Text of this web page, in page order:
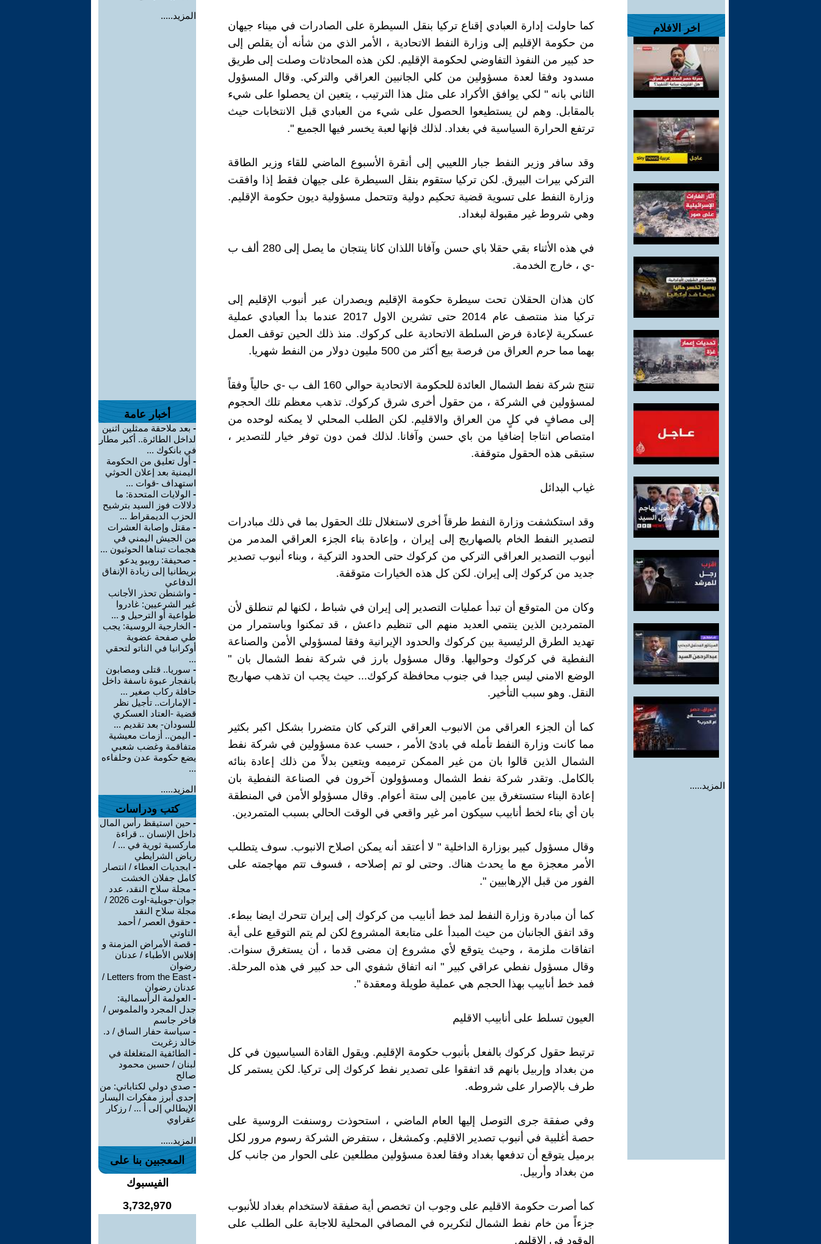
اخر الافلام
المزيد.....
كما حاولت إدارة العبادي إقناع تركيا بنقل السيطرة على الصادرات في ميناء جيهان
من حكومة الإقليم إلى وزارة النفط الاتحادية ، الأمر الذي من شأنه أن يقلص إلى
حد كبير من النفوذ التفاوضي لحكومة الإقليم. لكن هذه المحادثات وصلت إلى طريق
مسدود وفقا لعدة مسؤولين من كلي الجانبين العراقي والتركي. وقال المسؤول
الثاني بانه " لكي يوافق الأكراد على مثل هذا الترتيب ، يتعين ان يحصلوا على شيء
بالمقابل. وهم لن يستطيعوا الحصول على شيء من العبادي قبل الانتخابات حيث
ترتفع الحرارة السياسية في بغداد. لذلك فإنها لعبة يخسر فيها الجميع ".
وقد سافر وزير النفط جبار اللعيبي إلى أنقرة الأسبوع الماضي للقاء وزير الطاقة
التركي بيرات البيرق. لكن تركيا ستقوم بنقل السيطرة على جيهان فقط إذا وافقت
وزارة النفط على تسوية قضية تحكيم دولية وتتحمل مسؤولية ديون حكومة الإقليم.
وهي شروط غير مقبولة لبغداد.
في هذه الأثناء بقي حقلا باي حسن وآفانا اللذان كانا ينتجان ما يصل إلى 280 ألف ب
-ي ، خارج الخدمة.
كان هذان الحقلان تحت سيطرة حكومة الإقليم ويصدران عبر أنبوب الإقليم إلى
تركيا منذ منتصف عام 2014 حتى تشرين الاول 2017 عندما بدأ العبادي عملية
عسكرية لإعادة فرض السلطة الاتحادية على كركوك. منذ ذلك الحين توقف العمل
بهما مما حرم العراق من فرصة بيع أكثر من 500 مليون دولار من النفط شهريا.
تنتج شركة نفط الشمال العائدة للحكومة الاتحادية حوالي 160 الف ب -ي حالياً وفقاً
لمسؤولين في الشركة ، من حقول أخرى شرق كركوك. تذهب معظم تلك الحجوم
إلى مصافٍ في كلٍ من العراق والاقليم. لكن الطلب المحلي لا يمكنه لوحده من
امتصاص انتاجا إضافيا من باي حسن وآفانا. لذلك فمن دون توفر خيار للتصدير ،
ستبقى هذه الحقول متوقفة.
غياب البدائل
وقد استكشفت وزارة النفط طرقاً أخرى لاستغلال تلك الحقول بما في ذلك مبادرات
لتصدير النفط الخام بالصهاريج إلى إيران ، وإعادة بناء الجزء العراقي المدمر من
أنبوب التصدير العراقي التركي من كركوك حتى الحدود التركية ، وبناء أنبوب تصدير
جديد من كركوك إلى إيران. لكن كل هذه الخيارات متوقفة.
وكان من المتوقع أن تبدأ عمليات التصدير إلى إيران في شباط ، لكنها لم تنطلق لأن
المتمردين الذين ينتمي العديد منهم الى تنظيم داعش ، قد تمكنوا وباستمرار من
تهديد الطرق الرئيسية بين كركوك والحدود الإيرانية وفقا لمسؤولي الأمن والصناعة
النفطية في كركوك وحواليها. وقال مسؤول بارز في شركة نفط الشمال بان "
الوضع الامني ليس جيدا في جنوب محافظة كركوك... حيث يجب ان تذهب صهاريج
النقل. وهو سبب التأخير.
كما أن الجزء العراقي من الانبوب العراقي التركي كان متضررا بشكل اكبر بكثير
مما كانت وزارة النفط تأمله في بادئ الأمر ، حسب عدة مسؤولين في شركة نفط
الشمال الذين قالوا بان من غير الممكن ترميمه ويتعين بدلاً من ذلك إعادة بنائه
بالكامل. وتقدر شركة نفط الشمال ومسؤولون آخرون في الصناعة النفطية بان
إعادة البناء ستستغرق بين عامين إلى ستة أعوام. وقال مسؤولو الأمن في المنطقة
بان أي بناء لخط أنابيب سيكون امر غير واقعي في الوقت الحالي بسبب المتمردين.
وقال مسؤول كبير بوزارة الداخلية " لا أعتقد أنه يمكن اصلاح الانبوب. سوف يتطلب
الأمر معجزة مع ما يحدث هناك. وحتى لو تم إصلاحه ، فسوف تتم مهاجمته على
الفور من قبل الإرهابيين ".
كما أن مبادرة وزارة النفط لمد خط أنابيب من كركوك إلى إيران تتحرك ايضا ببطء.
وقد اتفق الجانبان من حيث المبدأ على متابعة المشروع لكن لم يتم التوقيع على أية
اتفاقات ملزمة ، وحيث يتوقع لأي مشروع إن مضى قدما ، أن يستغرق سنوات.
وقال مسؤول نفطي عراقي كبير " انه اتفاق شفوي الى حد كبير في هذه المرحلة.
فمد خط أنابيب بهذا الحجم هي عملية طويلة ومعقدة ".
العيون تسلط على أنابيب الاقليم
ترتبط حقول كركوك بالفعل بأنبوب حكومة الإقليم. ويقول القادة السياسيون في كل
من بغداد وإربيل بانهم قد اتفقوا على تصدير نفط كركوك إلى تركيا. لكن يستمر كل
طرف بالإصرار على شروطه.
وفي صفقة جرى التوصل إليها العام الماضي ، استحوذت روسنفت الروسية على
حصة أغلبية في أنبوب تصدير الاقليم. وكمشغل ، ستفرض الشركة رسوم مرور لكل
برميل يتوقع أن تدفعها بغداد وفقا لعدة مسؤولين مطلعين على الحوار من جانب كل
من بغداد وأربيل.
كما أصرت حكومة الاقليم على وجوب ان تخصص أية صفقة لاستخدام بغداد للأنبوب
جزءاً من خام نفط الشمال لتكريره في المصافي المحلية للاجابة على الطلب على
الوقود في الاقليم.
المزيد.....
أخبار عامة
- بعد ملاحقة ممثلين اثنين
لداخل الطائرة.. أكبر مطار
في بانكوك ...
- أول تعليق من الحكومة
اليمنية بعد إعلان الحوثي
استهداف -قوات ...
- الولايات المتحدة: ما
دلالات فوز السيد بترشيح
الحزب الديمقراط ...
- مقتل وإصابة العشرات
من الجيش اليمني في
هجمات تبناها الحوثيون ...
- صحيفة: روبيو يدعو
بريطانيا إلى زيادة الإنفاق
الدفاعي
- واشنطن تحذر الأجانب
غير الشرعيين: غادروا
طواعية أو الترحيل و ...
- الخارجية الروسية: يجب
طي صفحة عضوية
أوكرانيا في الناتو لتحقي
...
- سوريا.. قتلى ومصابون
بانفجار عبوة ناسفة داخل
حافلة ركاب صغير ...
- الإمارات.. تأجيل نظر
قضية -العتاد العسكري
للسودان- بعد تقديم ...
- اليمن.. أزمات معيشية
متفاقمة وغضب شعبي
يضع حكومة عدن وحلفاءه
...
المزيد.....
كتب ودراسات
- حين استيقظ رأس المال
داخل الإنسان .. قراءة
ماركسية ثورية في ... /
رياض الشرايطي
- ابجديات العطاء / انتصار
كامل جفلان الخشت
- مجلة سلاح النقد، عدد
جوان-جويلية-اوت 2026 /
مجلة سلاح النقد
- حقوق العصر / أحمد
التاوتي
- قصة الأمراض المزمنة و
إفلاس الأطباء / عدنان
رضوان
-
Letters from the East /
عدنان رضوان
- العولمة الرأسمالية:
جدل المجرد والملموس /
فاخر جاسم
- سياسة حفار الساق / د.
خالد زغريت
- الطائفية المتغلغلة في
لبنان / حسين محمود
صالح
- صدى دولي لكتاباتي: من
إحدى أبرز مفكرات اليسار
الإيطالي إلى أ ... / رزكار
عقراوي
المزيد.....
المعجبين بنا على
الفيسبوك
3,732,970